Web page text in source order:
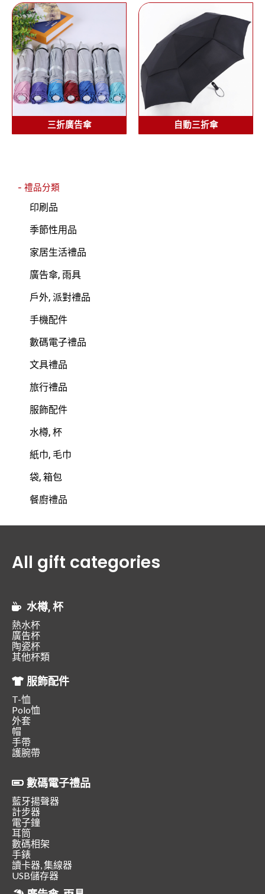
- 禮品分類
印刷品
季節性用品
家居生活禮品
廣告傘, 雨具
戶外, 派對禮品
手機配件
數碼電子禮品
文具禮品
旅行禮品
服飾配件
水樽, 杯
紙巾, 毛巾
袋, 箱包
餐廚禮品
三折廣告傘 自動三折傘
All gift categories
水樽, 杯
熱水杯
廣告杯
陶瓷杯
其他杯類
服飾配件
T-恤
Polo恤
外套
帽
手帶
護腕帶
數碼電子禮品
藍牙揚聲器
計步器
電子鐘
耳筒
數碼相架
手錶
讀卡器, 集線器
USB儲存器